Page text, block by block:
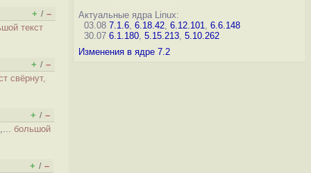
+ / –
текст
+ / –
свёрнут,
+ / –
большой
+ / –
Актуальные ядра Linux:
03.08 7.1.6, 6.18.42, 6.12.101, 6.6.148
30.07 6.1.180, 5.15.213, 5.10.262
Изменения в ядре 7.2